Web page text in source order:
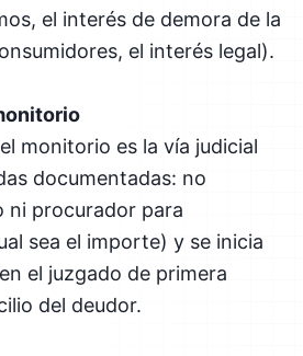
el interés de demora de la
el interés legal).
monitorio es la vía judicial
documentadas: no
ni procurador para
sea el importe) y se inicia
el juzgado de primera
del deudor.